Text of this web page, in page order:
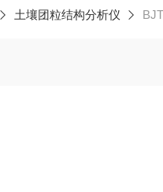
土壤团粒结构分析仪